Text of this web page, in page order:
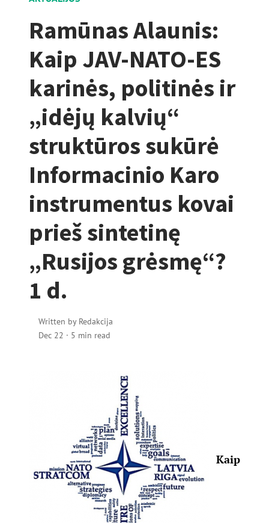
Ramūnas Alaunis:
Kaip JAV-NATO-ES
karinės, politinės ir
„idėjų kalvių“
struktūros sukūrė
Informacinio Karo
instrumentus kovai
prieš sintetinę
„Rusijos grėsmę“?
1 d.
Written by Redakcija
Dec 22 · 5 min read
Kaip